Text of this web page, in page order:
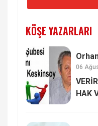
KÖŞE YAZARLARI
06
HAK